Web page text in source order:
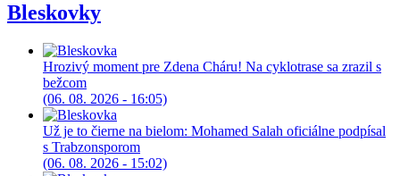
Bleskovky
Hrozivý moment pre Zdena Cháru! Na cyklotrase sa zrazil s
bežcom
(06. 08. 2026 - 16:05)
Už je to čierne na bielom: Mohamed Salah oficiálne podpísal
s Trabzonsporom
(06. 08. 2026 - 15:02)